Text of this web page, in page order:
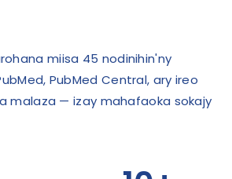
miisa 45 nodinihin'ny
PubMed Central, ary ireo
malaza — izay mahafaoka sokajy